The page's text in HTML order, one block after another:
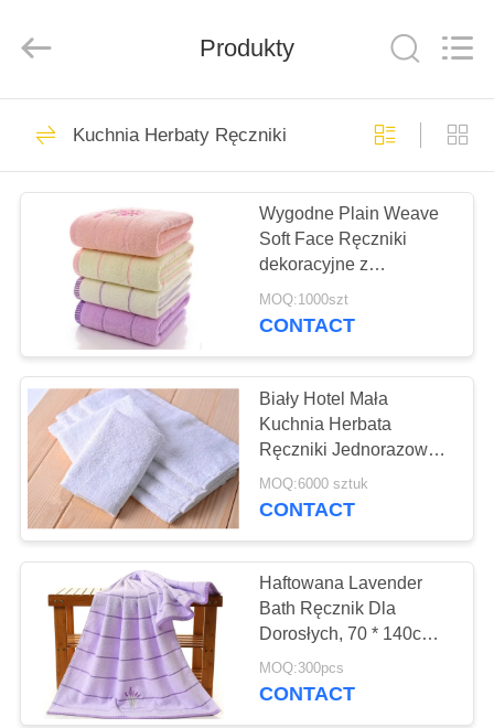
DOM
PRODUKTY
WYCIECZKA
PO
FABRYCE
KONTROLA
JAKOŚCI
SKONTAKTUJ
NAMI
Enterprise
Management
All
Reserved.
Namiot na płótnie
na świeżym
powietrzu
Namioty na
świeżym powietrzu
30
Płótno Tent Fabric
Produkty
Kuchnia Herbaty Ręczniki
Wygodne Plain Weave
Soft Face Ręczniki
dekoracyjne z
drukowaniem cyfrowym
MOQ:1000szt
CONTACT
Biały Hotel Mała
Kuchnia Herbata
Ręczniki Jednorazowe Z
Bawełną Mieszaną
Tkaninę
MOQ:6000 sztuk
CONTACT
Haftowana Lavender
Bath Ręcznik Dla
Dorosłych, 70 * 140cm
Oversized Bath Ręczniki
MOQ:300pcs
CONTACT